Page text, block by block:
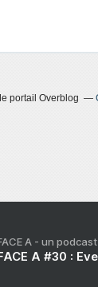
portail Overblog
A - un
A #30 :